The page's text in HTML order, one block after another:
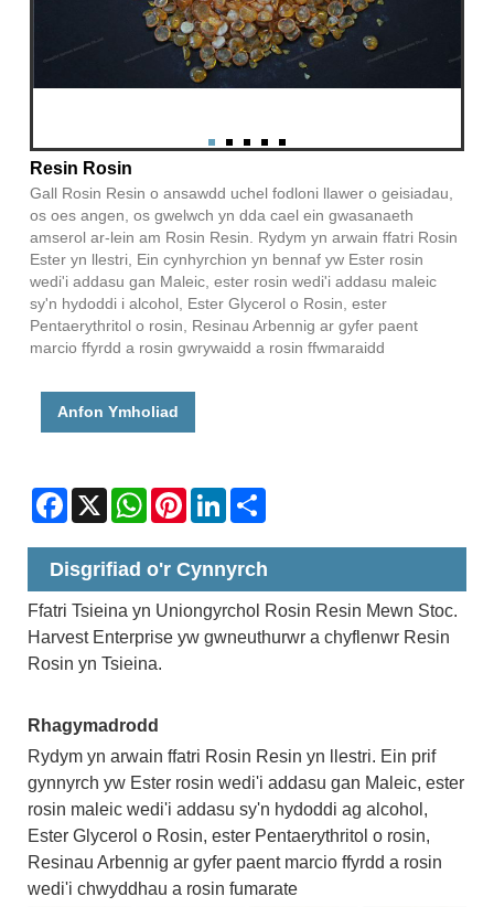
Resin Rosin
Gall Rosin Resin o ansawdd uchel fodloni llawer o geisiadau,
os oes angen, os gwelwch yn dda cael ein gwasanaeth
amserol ar-lein am Rosin Resin. Rydym yn arwain ffatri Rosin
Ester yn llestri, Ein cynhyrchion yn bennaf yw Ester rosin
wedi'i addasu gan Maleic, ester rosin wedi'i addasu maleic
sy'n hydoddi i alcohol, Ester Glycerol o Rosin, ester
Pentaerythritol o rosin, Resinau Arbennig ar gyfer paent
marcio ffyrdd a rosin gwrywaidd a rosin ffwmaraidd
Anfon Ymholiad
Facebook
X WhatsAppPinterestLinkedIn
Disgrifiad o'r Cynnyrch
Ffatri Tsieina yn Uniongyrchol Rosin Resin Mewn Stoc.
Harvest Enterprise yw gwneuthurwr a chyflenwr Resin
Rosin yn Tsieina.
Rhagymadrodd
Rydym yn arwain ffatri Rosin Resin yn llestri. Ein prif
gynnyrch yw Ester rosin wedi'i addasu gan Maleic, ester
rosin maleic wedi'i addasu sy'n hydoddi ag alcohol,
Ester Glycerol o Rosin, ester Pentaerythritol o rosin,
Resinau Arbennig ar gyfer paent marcio ffyrdd a rosin
wedi'i chwyddhau a rosin fumarate